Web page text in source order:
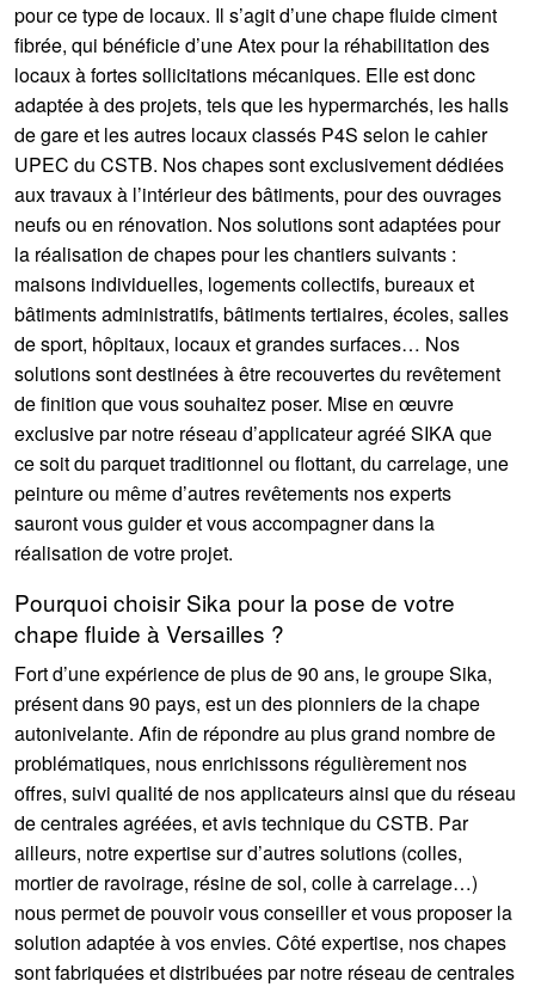
pour ce type de locaux. Il s’agit d’une chape fluide ciment
fibrée, qui bénéficie d’une Atex pour la réhabilitation des
locaux à fortes sollicitations mécaniques. Elle est donc
adaptée à des projets, tels que les hypermarchés, les halls
de gare et les autres locaux classés P4S selon le cahier
UPEC du CSTB. Nos chapes sont exclusivement dédiées
aux travaux à l’intérieur des bâtiments, pour des ouvrages
neufs ou en rénovation. Nos solutions sont adaptées pour
la réalisation de chapes pour les chantiers suivants :
maisons individuelles, logements collectifs, bureaux et
bâtiments administratifs, bâtiments tertiaires, écoles, salles
de sport, hôpitaux, locaux et grandes surfaces… Nos
solutions sont destinées à être recouvertes du revêtement
de finition que vous souhaitez poser. Mise en œuvre
exclusive par notre réseau d’applicateur agréé SIKA que
ce soit du parquet traditionnel ou flottant, du carrelage, une
peinture ou même d’autres revêtements nos experts
sauront vous guider et vous accompagner dans la
réalisation de votre projet.
Pourquoi choisir Sika pour la pose de votre
chape fluide à Versailles ?
Fort d’une expérience de plus de 90 ans, le groupe Sika,
présent dans 90 pays, est un des pionniers de la chape
autonivelante. Afin de répondre au plus grand nombre de
problématiques, nous enrichissons régulièrement nos
offres, suivi qualité de nos applicateurs ainsi que du réseau
de centrales agréées, et avis technique du CSTB. Par
ailleurs, notre expertise sur d’autres solutions (colles,
mortier de ravoirage, résine de sol, colle à carrelage…)
nous permet de pouvoir vous conseiller et vous proposer la
solution adaptée à vos envies. Côté expertise, nos chapes
sont fabriquées et distribuées par notre réseau de centrales